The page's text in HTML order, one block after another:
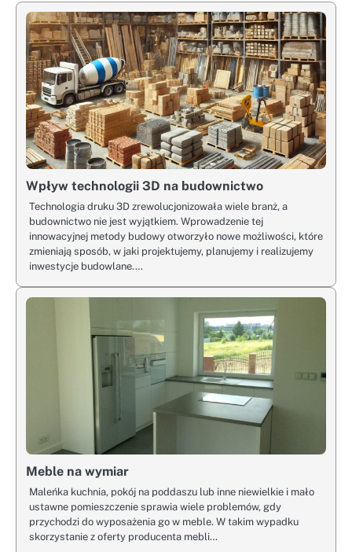
Wpływ technologii 3D na budownictwo
Technologia druku 3D zrewolucjonizowała wiele branż, a
budownictwo nie jest wyjątkiem. Wprowadzenie tej
innowacyjnej metody budowy otworzyło nowe możliwości, które
zmieniają sposób, w jaki projektujemy, planujemy i realizujemy
inwestycje budowlane.…
Meble na wymiar
Maleńka kuchnia, pokój na poddaszu lub inne niewielkie i mało
ustawne pomieszczenie sprawia wiele problemów, gdy
przychodzi do wyposażenia go w meble. W takim wypadku
skorzystanie z oferty producenta mebli…